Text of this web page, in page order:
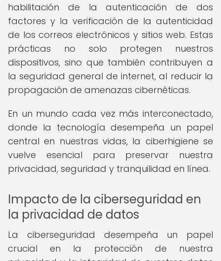
habilitación de la autenticación de dos
factores y la verificación de la autenticidad
de los correos electrónicos y sitios web. Estas
prácticas no solo protegen nuestros
dispositivos, sino que también contribuyen a
la seguridad general de internet, al reducir la
propagación de amenazas cibernéticas.
En un mundo cada vez más interconectado,
donde la tecnología desempeña un papel
central en nuestras vidas, la ciberhigiene se
vuelve esencial para preservar nuestra
privacidad, seguridad y tranquilidad en línea.
Impacto de la ciberseguridad en
la privacidad de datos
La ciberseguridad desempeña un papel
crucial en la protección de nuestra